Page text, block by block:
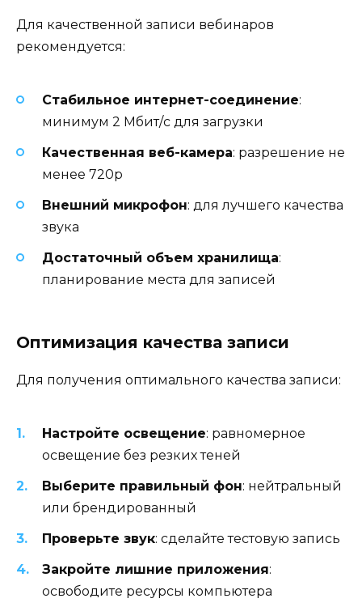
Для качественной записи вебинаров
рекомендуется:
Стабильное интернет-соединение:
минимум 2 Мбит/с для загрузки
Качественная веб-камера: разрешение не
менее 720p
Внешний микрофон: для лучшего качества
звука
Достаточный объем хранилища:
планирование места для записей
Оптимизация качества записи
Для получения оптимального качества записи:
Настройте освещение: равномерное
освещение без резких теней
Выберите правильный фон: нейтральный
или брендированный
Проверьте звук: сделайте тестовую запись
Закройте лишние приложения:
освободите ресурсы компьютера